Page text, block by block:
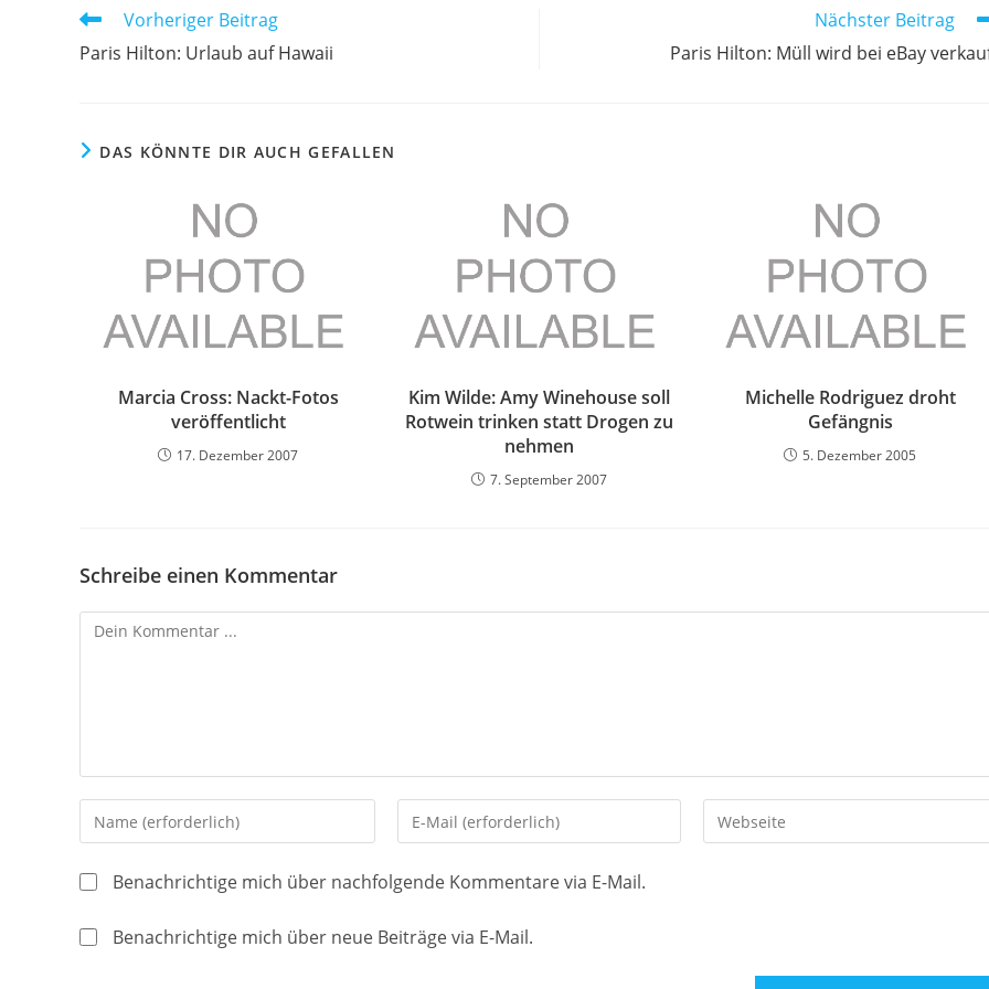
Weitere
ansehen
Vorheriger Beitrag
Paris Hilton: Urlaub auf Hawaii
Nächster Beitrag
Paris Hilton: Müll wird bei eBay
DAS KÖNNTE DIR AUCH GEFALLEN
Marcia Cross: Nackt-Fotos
veröffentlicht
17. Dezember 2007
Kim Wilde: Amy Winehouse soll
Rotwein trinken statt Drogen zu
nehmen
7. September 2007
Michelle Rodriguez droht
Gefängnis
5. Dezember 2005
Schreibe einen Kommentar
Kommentieren
Gib
deinen
Namen
Benutzernamen
Gib
deine
Mail-
Adresse
Gib
deine
Benachrichtige mich über nachfolgende Kommentare via E-Mail.
Benachrichtige mich über neue Beiträge via E-Mail.